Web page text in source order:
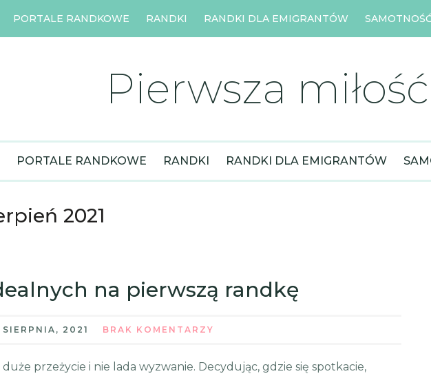
PORTALE RANDKOWE RANDKI RANDKI DLA EMIGRANTÓW
Pierwsza miłość
PORTALE RANDKOWE RANDKI RANDKI DLA EMIGRANTÓW
2021
na pierwszą randkę
SIERPNIA, 2021 BRAK KOMENTARZY
przeżycie i nie lada wyzwanie. Decydując, gdzie się spotkacie,